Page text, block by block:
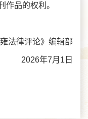
作品的权利。
法律评论》编辑部
2026年7月1日